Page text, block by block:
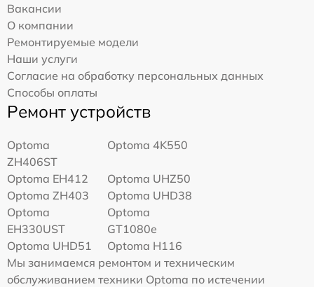
Вакансии
О компании
Ремонтируемые модели
Наши услуги
Согласие на обработку персональных данных
Способы оплаты
Ремонт устройств
Optoma
ZH406ST
Optoma 4K550
Optoma EH412
Optoma UHZ50
Optoma ZH403
Optoma UHD38
Optoma
EH330UST
Optoma
GT1080e
Optoma UHD51
Optoma H116
Мы занимаемся ремонтом и техническим
обслуживанием техники Optoma по истечении